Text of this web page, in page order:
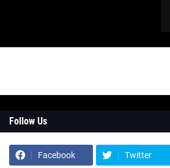
Follow Us
Facebook Twitter